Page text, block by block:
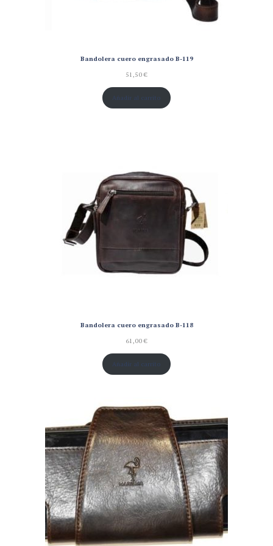
Bandolera cuero engrasado B-119
51,50€
Añadir al carrito
Bandolera cuero engrasado B-118
61,00€
Añadir al carrito